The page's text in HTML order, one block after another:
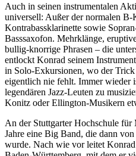
Auch in seinen instrumentalen
universell: Außer der normalen B-
Kontrabassklarinette sowie
Basssaxofon. Mehrklänge,
bullig-knorrige Phrasen – die
entlockt Konrad seinem
in Solo-Exkursionen, wo der
eigentlich nie fehlt. Immer wieder
legendären Jazz-Leuten zu
Konitz oder Ellington-Musikern
An der Stuttgarter Hochschule
Jahre eine Big Band, die dann
wurde. Nach wie vor leitet